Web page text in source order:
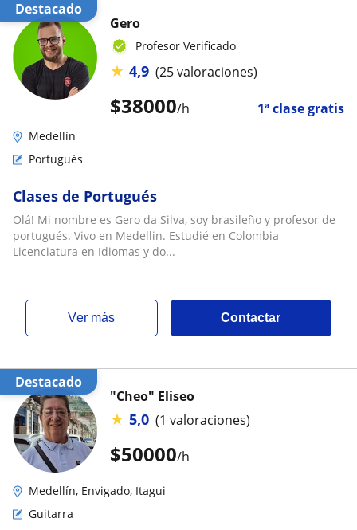
Destacado
$38000/h 1ª clase gratis
Gero
Profesor Verificado
★ 4,9 (25 valoraciones)
Medellín
Portugués
Clases de Portugués
Olá! Mi nombre es Gero da Silva, soy brasileño y profesor de
portugués. Vivo en Medellin. Estudié en Colombia
Licenciatura en Idiomas y do...
ver más Contactar
Destacado
$50000/h
"Cheo" Eliseo
★ 5,0 (1 valoraciones)
Medellín, Envigado, Itagui
Guitarra